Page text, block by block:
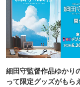
細田守監督作品ゆかり
って限定グッズがもら